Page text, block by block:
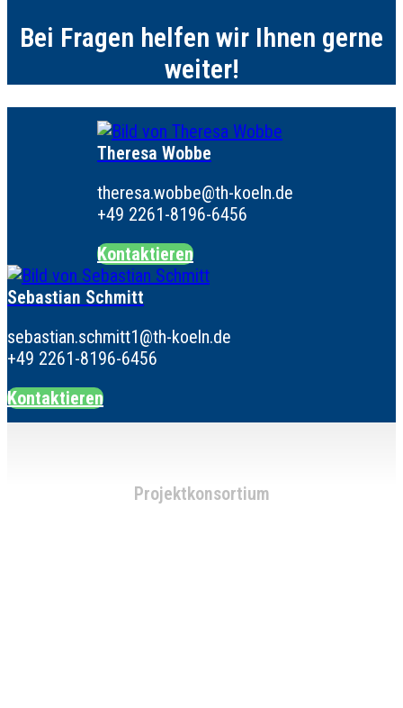
Bei Fragen helfen wir Ihnen gerne
weiter!
Theresa Wobbe
theresa.wobbe@th-koeln.de
+49 2261-8196-6456
Kontaktieren
Sebastian Schmitt
sebastian.schmitt1@th-koeln.de
+49 2261-8196-6456
Kontaktieren
Projektkonsortium